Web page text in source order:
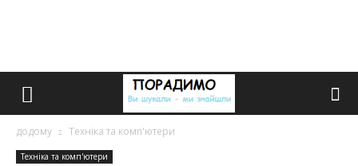
додому Техніка та комп'ютери
Техніка та комп'ютери